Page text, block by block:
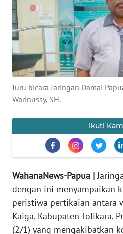
Juru bicara Jaringan Damai
Warinussy, SH.
Ikuti
WahanaNews-Papua |
dengan ini menyampaikan
peristiwa pertikaian antara
Kaiga, Kabupaten Tolikara,
(2/1) yang mengakibatkan
OPINI
PERISTIWA
Informasi
BERITA
KONTAK
INFO
TENTANG
KAMI
PEDOMAN